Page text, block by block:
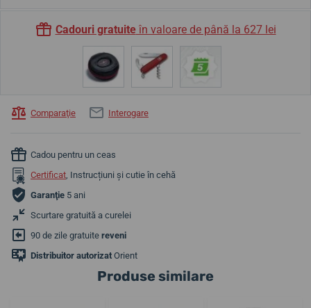
Cadouri gratuiteîn valoare de până la 627 lei
Comparaţie Interogare
Cadou pentru un ceas
Certificat, Instrucțiuni și cutie în cehă
Garanţie 5 ani
Scurtare gratuită a curelei
90 de zile gratuite reveni
Distribuitor autorizat Orient
Produse similare